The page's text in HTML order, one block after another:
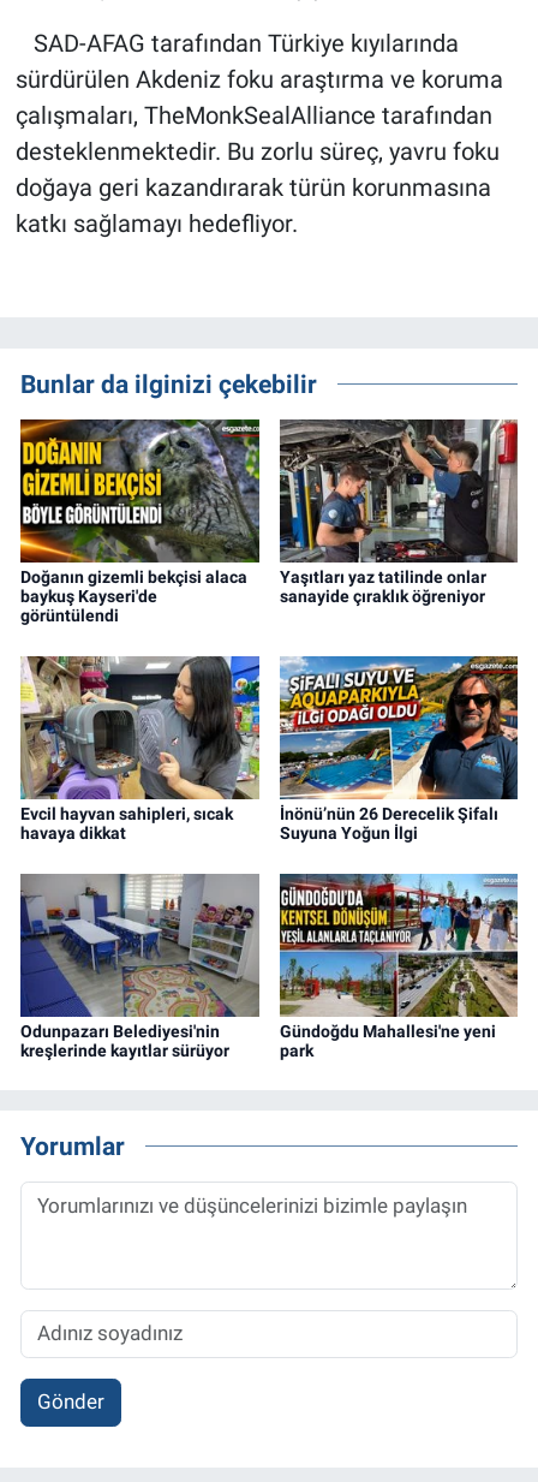
SAD-AFAG tarafından Türkiye kıyılarında
sürdürülen Akdeniz foku araştırma ve koruma
çalışmaları, TheMonkSealAlliance tarafından
desteklenmektedir. Bu zorlu süreç, yavru foku
doğaya geri kazandırarak türün korunmasına
katkı sağlamayı hedefliyor.
Bunlar da ilginizi çekebilir
Doğanın gizemli bekçisi alaca
baykuş Kayseri'de
görüntülendi
Yaşıtları yaz tatilinde onlar
sanayide çıraklık öğreniyor
Evcil hayvan sahipleri, sıcak
havaya dikkat
İnönü’nün 26 Derecelik Şifalı
Suyuna Yoğun İlgi
Odunpazarı Belediyesi'nin
kreşlerinde kayıtlar sürüyor
Gündoğdu Mahallesi'ne yeni
park
Yorumlar
Gönder